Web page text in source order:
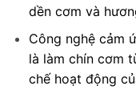
dền cơm và
Công nghệ cảm
là làm chín cơm
chế hoạt động